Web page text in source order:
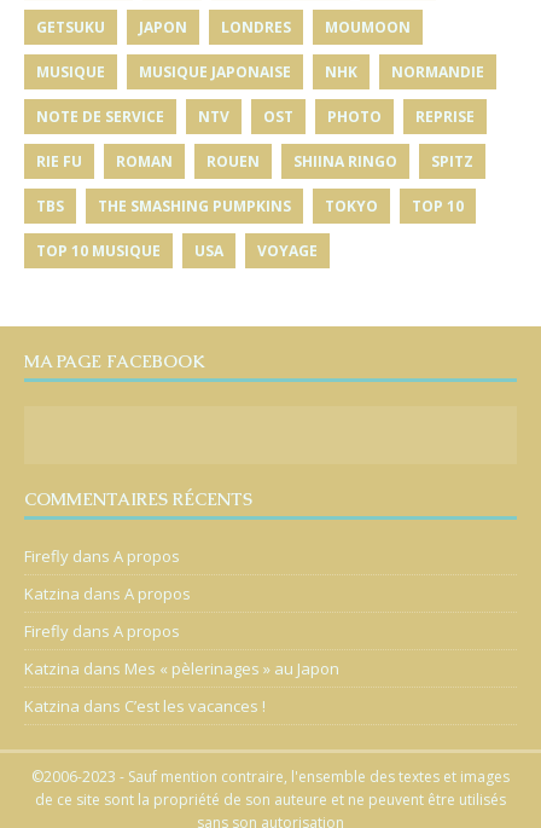
GETSUKU JAPON LONDRES MOUMOON
MUSIQUE MUSIQUE JAPONAISE NHK NORMANDIE
NOTE DE SERVICE NTV OST PHOTO REPRISE
RIE FU ROMAN ROUEN SHIINA RINGO SPITZ
TBS THE SMASHING PUMPKINS TOKYO TOP 10
TOP 10 MUSIQUE USA VOYAGE
MA PAGE FACEBOOK
COMMENTAIRES RÉCENTS
Firefly dans A propos
Katzina dans A propos
Firefly dans A propos
Katzina dans Mes « pèlerinages » au Japon
Katzina dans C’est les vacances !
©2006-2023 - Sauf mention contraire, l'ensemble des textes et images
de ce site sont la propriété de son auteure et ne peuvent être utilisés
sans son autorisation